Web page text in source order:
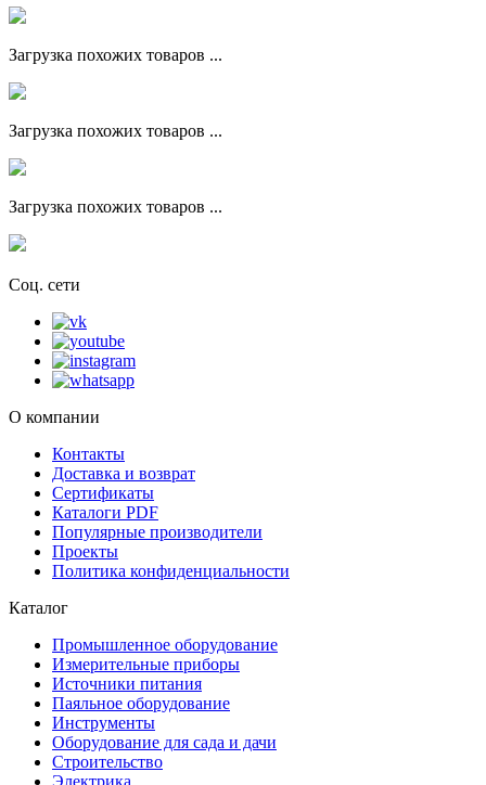
Загрузка похожих товаров ...
Загрузка похожих товаров ...
Загрузка похожих товаров ...
Соц. сети
О компании
Контакты
Доставка и возврат
Сертификаты
Каталоги PDF
Популярные производители
Проекты
Политика конфиденциальности
Каталог
Промышленное оборудование
Измерительные приборы
Источники питания
Паяльное оборудование
Инструменты
Оборудование для сада и дачи
Строительство
Электрика